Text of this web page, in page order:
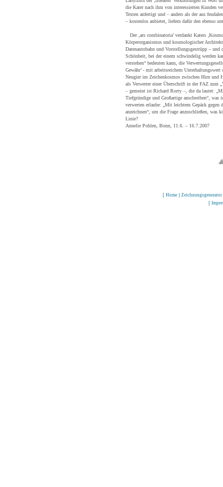
die Kater nach ihm von interessierten Kunden
Texten anfertigt und – anders als der aus
– kostenlos anbietet, liefern dafür den ebenso
Der ‚ars combinatoria’ verdankt Katers
Körperorganismus und kosmologischer
Datenautobahn und Vorstellungsgestrüpp – und
Schönheit, bei der einem schwindelig werden
verstehen“ bedeuten kann, die
Gewähr’ - mit arbeitsreichem
Neugier im Zeichenkosmos zwischen Hirn und
als Verwerter einer Überschrift in der FAZ zum
– gemeint ist Richard Rorty –, die da lautet:
Tiefgründige und Großartige anschreiben“, was
verwerten erlaube: „Mit leichtem Gepäck gegen
anzeichnen“, um die Frage anzuschließen, was
Linie?
Annelie Pohlen, Bonn, 11.6. – 16.7.2007
[ Home| Zeichnungsgenerator
[